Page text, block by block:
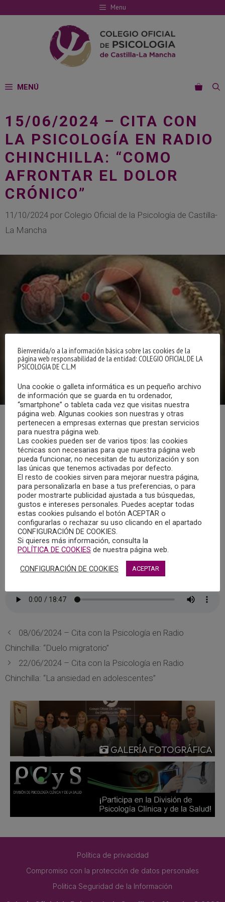
al
Menu
MENÚ
15/06/2024 – CITA CON
LA PSICOLOGÍA EN RADIO
CHINCHILLA: “COMO
AFRONTAR EL DOLOR
CRÓNICO”
11/10/2024 por Colegio Oficial de la Psicología de Castilla-
La Mancha
Ya puedes escuchar el programa “Cita con la Psicología”
emitido en Radio Chinchilla el sábado, 15 de junio de 2024,
que llevó por título “Como afrontar el dolor crónico”, y en el
que intervino, Ana Belén Jiménez García, Psicóloga y vocal
de la Junta de Gobierno del Colegio Oficial de Psicología de
Castilla-La Mancha.
El Colegio Oficial de Psicología de Castilla-La Mancha
colabora con Radio Chinchilla en el magazine “Quiero estar
contigo” donde cada semana se abordan temáticas y
contenidos psicológicos dentro del espacio “Cita con la
Psicología”.
08/06/2024 – Cita con la Psicología en Radio
Chinchilla: “Duelo migratorio”
22/06/2024 – Cita con la Psicología en Radio
Chinchilla: “La ansiedad en adolescentes”
GALERÍA FOTOGRÁFICA
Política de privacidad
Compromiso con la protección de datos personales
Politica Seguridad de la Información
Bienvenida/o a la información básica sobre las cookies de la
página web responsabilidad de la entidad: COLEGIO OFICIAL DE LA
PSICOLOGIA DE C.L.M
Una cookie o galleta informática es un pequeño archivo
de información que se guarda en tu ordenador,
“smartphone” o tableta cada vez que visitas nuestra
página web. Algunas cookies son nuestras y otras
pertenecen a empresas externas que prestan servicios
para nuestra página web.
Las cookies pueden ser de varios tipos: las cookies
técnicas son necesarias para que nuestra página web
pueda funcionar, no necesitan de tu autorización y son
las únicas que tenemos activadas por defecto.
El resto de cookies sirven para mejorar nuestra página,
para personalizarla en base a tus preferencias, o para
poder mostrarte publicidad ajustada a tus búsquedas,
gustos e intereses personales. Puedes aceptar todas
estas cookies pulsando el botón ACEPTAR o
configurarlas o rechazar su uso clicando en el apartado
CONFIGURACIÓN DE COOKIES.
Si quieres más información, consulta la
POLÍTICA DE COOKIES de nuestra página web.
CONFIGURACIÓN DE COOKIES ACEPTAR